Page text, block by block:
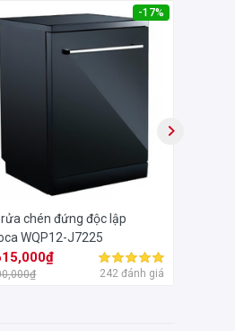
-17%
chén đứng độc lập
WQP12-J7225
242 đánh giá